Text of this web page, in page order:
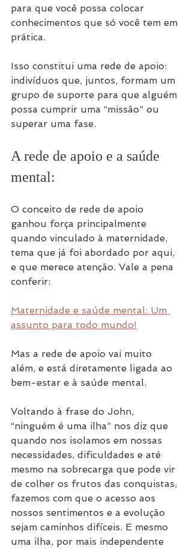
para que você possa colocar
conhecimentos que só você tem em
prática.
Isso constitui uma rede de apoio:
indivíduos que, juntos, formam um
grupo de suporte para que alguém
possa cumprir uma “missão” ou
superar uma fase.
A rede de apoio e a saúde
mental:
O conceito de rede de apoio
ganhou força principalmente
quando vinculado à maternidade,
tema que já foi abordado por aqui,
e que merece atenção. Vale a pena
conferir:
Maternidade e saúde mental: Um
assunto para todo mundo!
Mas a rede de apoio vai muito
além, e está diretamente ligada ao
bem-estar e à saúde mental.
Voltando à frase do John,
“ninguém é uma ilha” nos diz que
quando nos isolamos em nossas
necessidades, dificuldades e até
mesmo na sobrecarga que pode vir
de colher os frutos das conquistas,
fazemos com que o acesso aos
nossos sentimentos e a evolução
sejam caminhos difíceis. E mesmo
uma ilha, por mais independente